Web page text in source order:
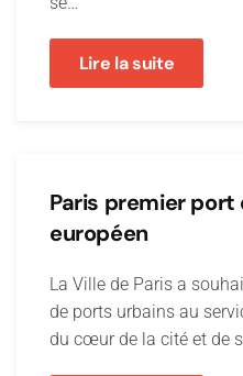
Lire la suite
Paris premier
européen
La Ville de Paris a
de ports urbains au
du cœur de la cité et de